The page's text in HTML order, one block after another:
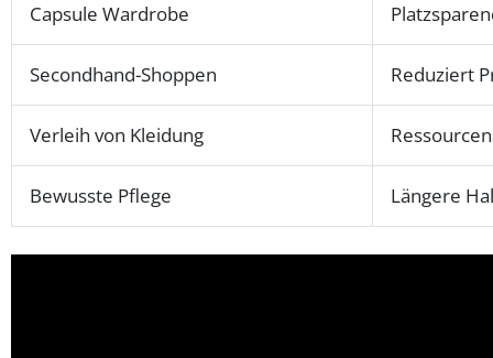
Capsule Wardrobe
Secondhand-Shoppen Reduziert
Verleih von Kleidung
Bewusste Pflege Längere